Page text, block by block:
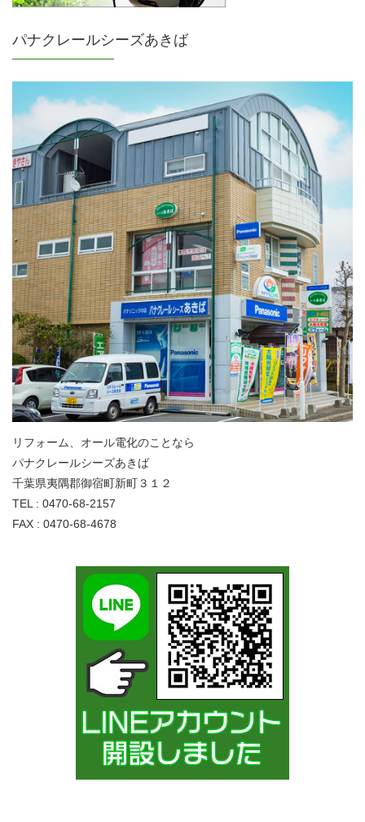
パナクレールシーズあきば
リフォーム、オール電化のことなら
パナクレールシーズあきば
千葉県夷隅郡御宿町新町３１２
TEL : 0470-68-2157
FAX : 0470-68-4678